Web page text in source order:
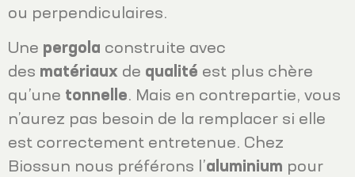
ou perpendiculaires.
Une pergola construite avec
des matériaux de qualité est plus chère
qu’une tonnelle. Mais en contrepartie, vous
n’aurez pas besoin de la remplacer si elle
est correctement entretenue. Chez
Biossun nous préférons l’aluminium pour